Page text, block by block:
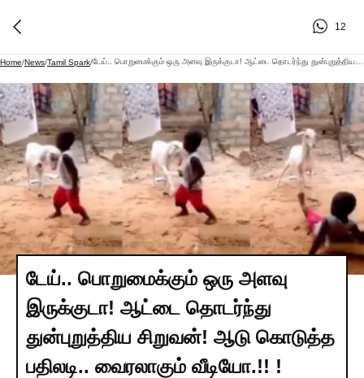
12
Home/News/Tamil Spark/
டேய்.. பொறுமைக்கும் ஒரு அளவு
இருக்குடா! ஆட்டை தொடர்ந்து
துன்புறுத்திய சிறுவன்! ஆடு கொடுத்த
பதிலடி.. வைரலாகும் வீடியோ.!! !